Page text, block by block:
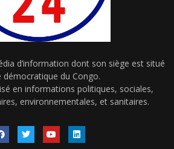
d’information dont son siège est situé
démocratique du Congo.
en informations politiques, sociales,
environnementales, et sanitaires.